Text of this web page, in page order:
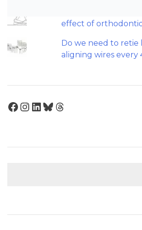
effect of
Do we need to retie
aligning wires every
Facebook
Instagram
LinkedIn
Bluesky
Threads